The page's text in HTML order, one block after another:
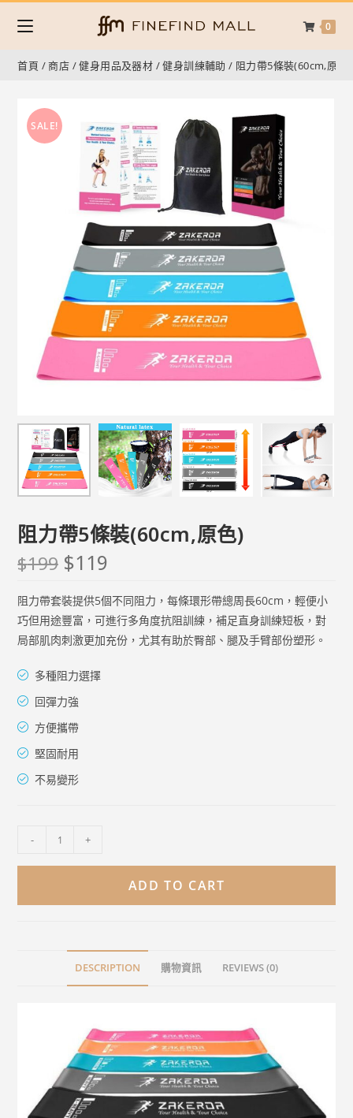
0
首頁 /商店 /健身用品及器材 /健身訓練輔助 / 阻力帶5條裝(60cm,原色)
SALE!
阻力帶5條裝(60cm,原色)
$199 $119
阻力帶套裝提供5個不同阻力，每條環形帶總周長60cm，輕便小
巧但用途豐富，可進行多角度抗阻訓練，補足直身訓練短板，對
局部肌肉刺激更加充份，尤其有助於臀部、腿及手臂部份塑形。 ​
多種阻力選擇
回彈力強
方便攜帶
堅固耐用
不易變形
- +
ADD TO CART
DESCRIPTION 購物資訊 REVIEWS (0)